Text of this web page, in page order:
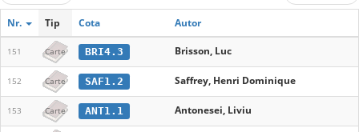
Nr. Tip Cota Autor
151 Carte BRI4.3 Brisson, Luc
152 Carte SAF1.2 Saffrey, Henri Dominique
153 Carte ANT1.1 Antonesei, Liviu